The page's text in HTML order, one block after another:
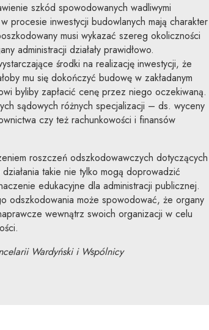
szkód spowodowanych wadliwymi
procesie inwestycji budowlanych mają charakter
musi wykazać szereg okoliczności
administracji działały prawidłowo.
środki na realizację inwestycji, że
mu się dokończyć budowę w zakładanym
byliby zapłacić cenę przez niego oczekiwaną.
sądowych różnych specjalizacji – ds. wyceny
czy też rachunkowości i finansów
roszczeń odszkodowawczych dotyczących
takie nie tylko mogą doprowadzić
edukacyjne dla administracji publicznej.
odszkodowania może spowodować, że organy
wewnątrz swoich organizacji w celu
Wardyński i Wspólnicy